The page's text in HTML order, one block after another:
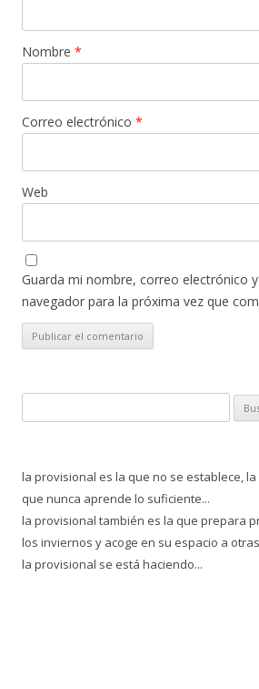
Nombre *
Correo electrónico *
Web
Guarda mi nombre, correo electrónico
navegador para la próxima vez que
la provisional es la que no se establece,
que nunca aprende lo suficiente...
la provisional también es la que prepara
los inviernos y acoge en su espacio a
la provisional se está haciendo...